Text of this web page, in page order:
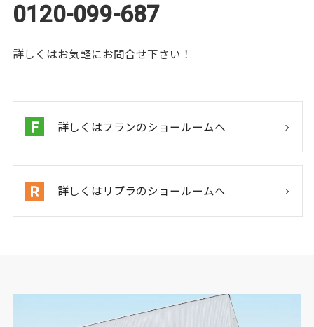
0120-099-687
詳しくはお気軽にお問合せ下さい！
詳しくはフランのショールームへ
詳しくはリプラのショールームへ